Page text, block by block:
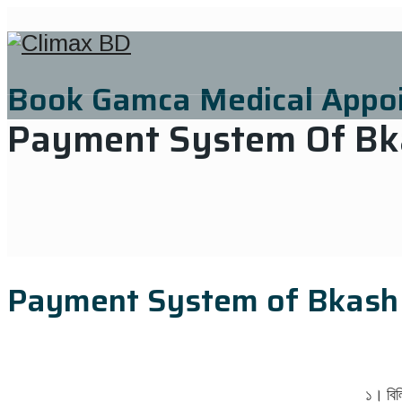
Book Gamca Medical
Payment System Of
Payment System of Bkash
১।